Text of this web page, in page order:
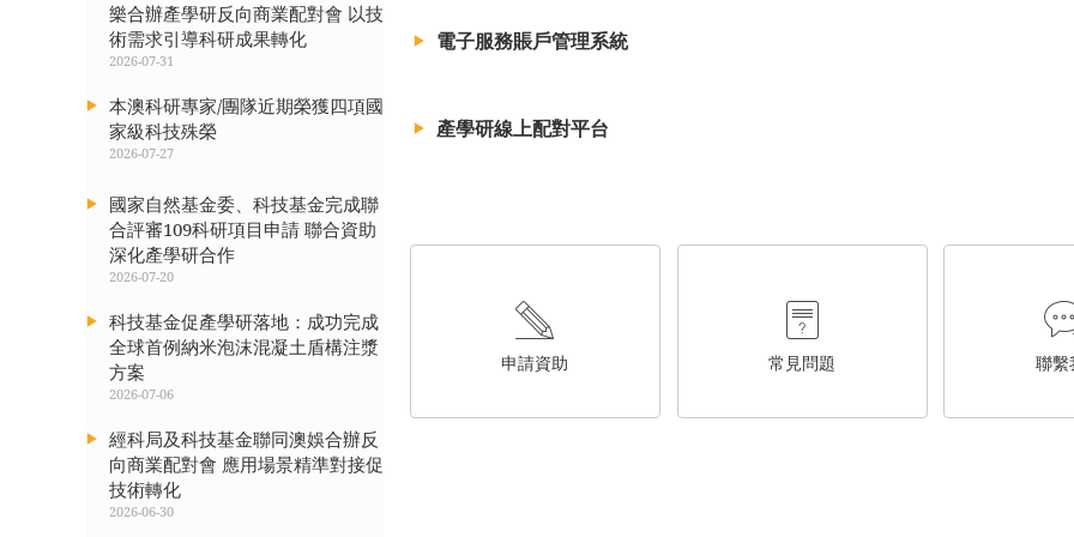
樂合辦產學研反向商業配對會 以技
術需求引導科研成果轉化
2026-07-31
本澳科研專家/團隊近期榮獲四項國
家級科技殊榮
2026-07-27
國家自然基金委、科技基金完成聯
合評審109科研項目申請 聯合資助
深化產學研合作
2026-07-20
科技基金促產學研落地：成功完成
全球首例納米泡沫混凝土盾構注漿
方案
2026-07-06
經科局及科技基金聯同澳娛合辦反
向商業配對會 應用場景精準對接促
技術轉化
2026-06-30
電子服務賬戶管理系統
產學研線上配對平台
申請資助 常見問題 聯繫